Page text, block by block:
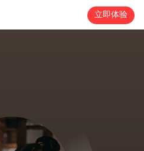
立即体验